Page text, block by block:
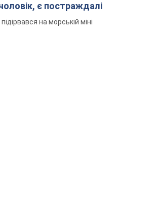
є постраждалі
на морській міні